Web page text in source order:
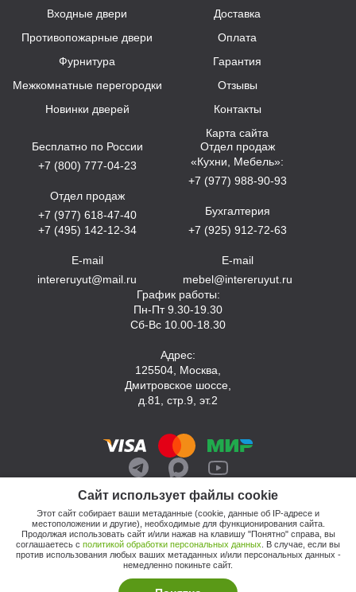
Сайт использует файлы cookie
Этот сайт собирает ваши метаданные (cookie, данные об IP-адресе и
местоположении и другие), необходимые для функционирования сайта.
Продолжая использовать сайт и/или нажав на клавишу "Понятно" справа, вы
соглашаетесь с политикой обработки персональных данных . В случае, если вы
против использования любых ваших метаданных и/или персональных данных -
немедленно покиньте сайт.
Входные двери
Противопожарные двери
Фурнитура
Межкомнатные перегородки
Новинки дверей
Доставка
Оплата
Гарантия
Отзывы
Контакты
Карта сайта
Бесплатно по России
+7 (800) 777-04-23
Отдел продаж
+7 (977) 618-47-40
+7 (495) 142-12-34
E-mail
intereruyut@mail.ru
Отдел продаж
«Кухни, Мебель»:
+7 (977) 988-90-93
Бухгалтерия
+7 (925) 912-72-63
E-mail
mebel@intereruyut.ru
График работы:
Пн-Пт 9.30-19.30
Сб-Вс 10.00-18.30
Адрес:
125504, Москва,
Дмитровское шоссе,
д.81, стр.9, эт.2
© 2026, Компания «Интерьер Уют»
Политика обработки персональных данных
Этот сайт продвигает: Кузнецов Анатолий